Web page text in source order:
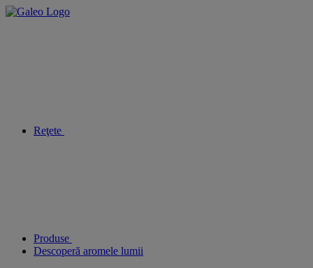
Reţete
Produse
Descoperă aromele lumii